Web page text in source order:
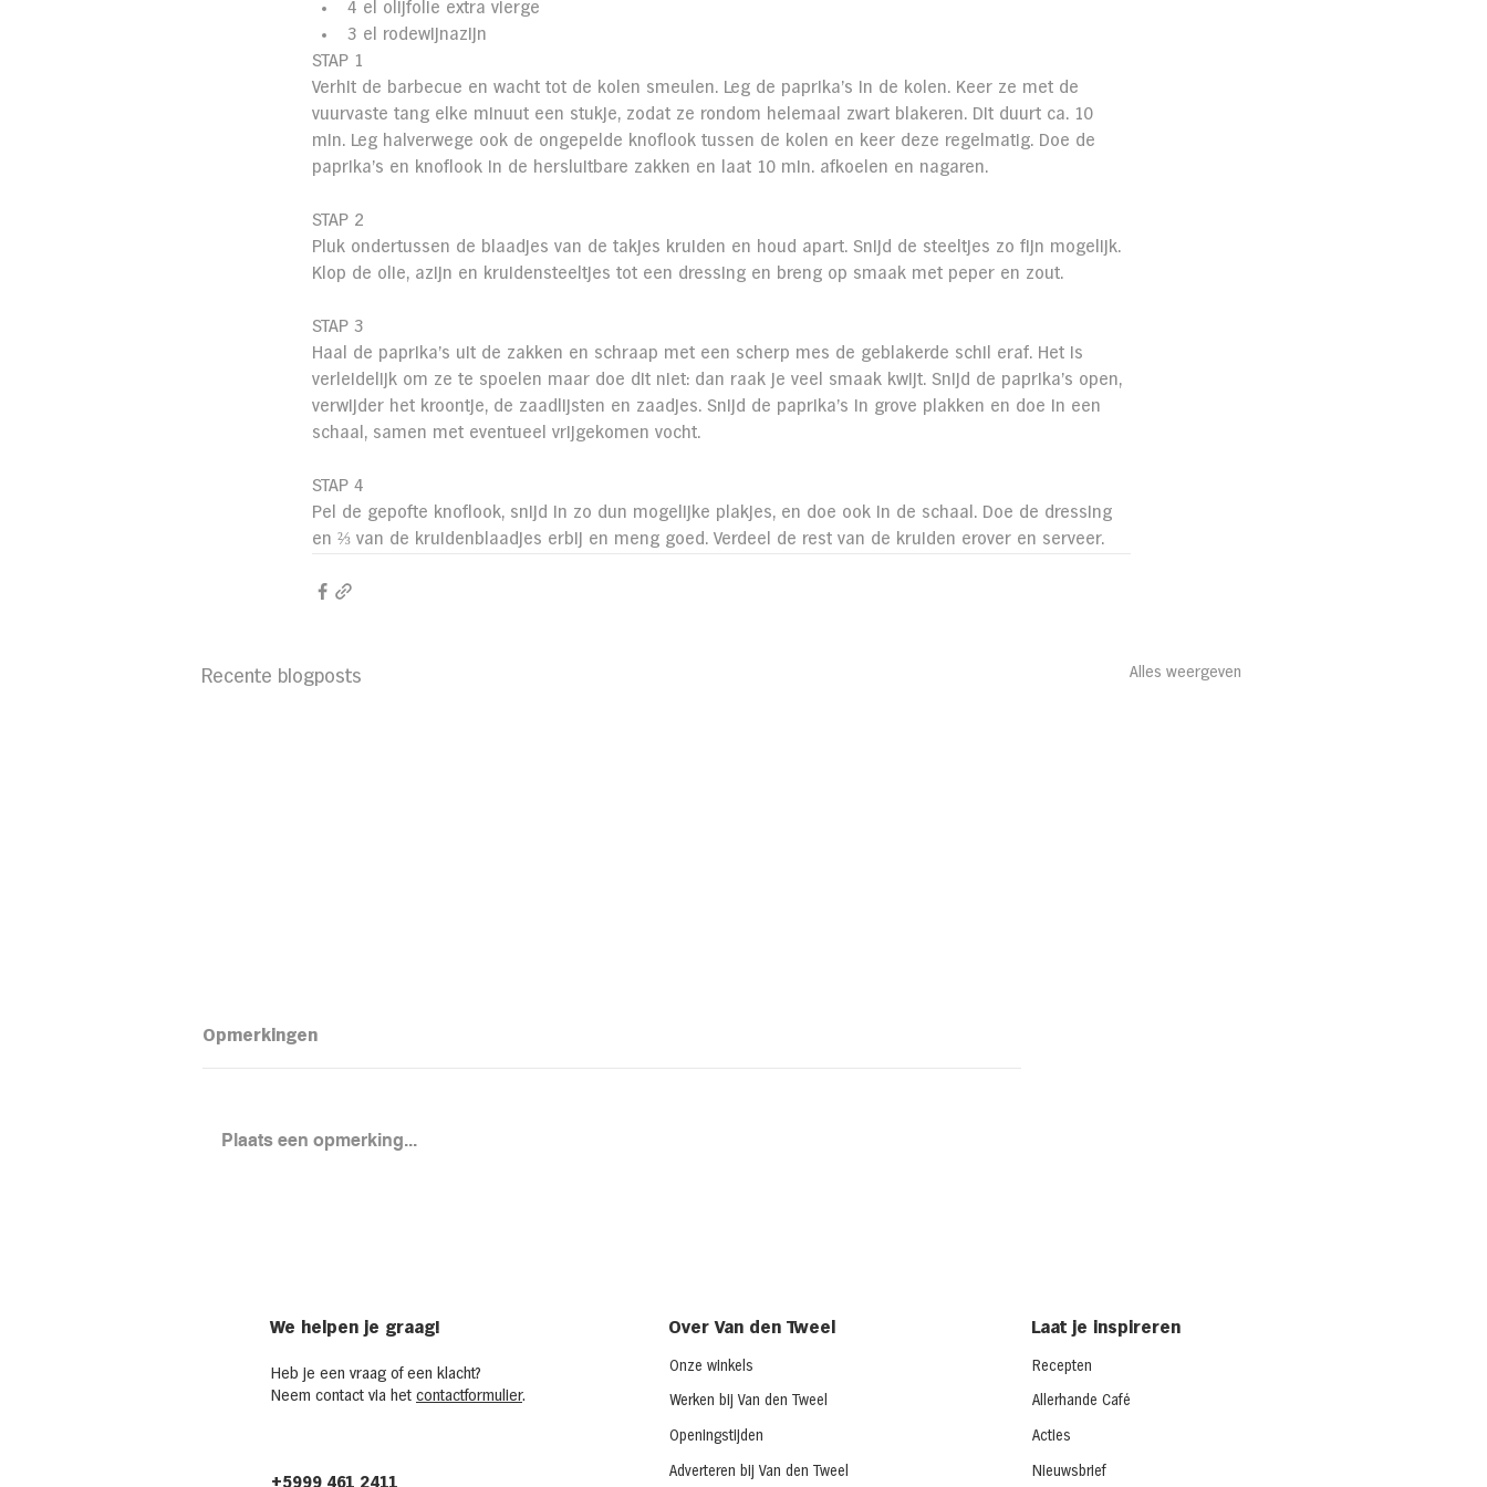
4 el olijfolie extra vierge
3 el rodewijnazijn
STAP 1
Verhit de barbecue en wacht tot de kolen smeulen. Leg de paprika’s in de kolen. Keer ze met de
vuurvaste tang elke minuut een stukje, zodat ze rondom helemaal zwart blakeren. Dit duurt ca. 10
min. Leg halverwege ook de ongepelde knoflook tussen de kolen en keer deze regelmatig. Doe de
paprika’s en knoflook in de hersluitbare zakken en laat 10 min. afkoelen en nagaren.
STAP 2
Pluk ondertussen de blaadjes van de takjes kruiden en houd apart. Snijd de steeltjes zo fijn mogelijk.
Klop de olie, azijn en kruidensteeltjes tot een dressing en breng op smaak met peper en zout.
STAP 3
Haal de paprika’s uit de zakken en schraap met een scherp mes de geblakerde schil eraf. Het is
verleidelijk om ze te spoelen maar doe dit niet: dan raak je veel smaak kwijt. Snijd de paprika’s open,
verwijder het kroontje, de zaadlijsten en zaadjes. Snijd de paprika’s in grove plakken en doe in een
schaal, samen met eventueel vrijgekomen vocht.
STAP 4
Pel de gepofte knoflook, snijd in zo dun mogelijke plakjes, en doe ook in de schaal. Doe de dressing
en ⅔ van de kruidenblaadjes erbij en meng goed. Verdeel de rest van de kruiden erover en serveer.
Recente blogposts Alles weergeven
Opmerkingen
Plaats een opmerking...
We helpen je graag!
Heb je een vraag of een klacht?
Neem contact via het contactformulier.
+5999 461 2411
Over Van den Tweel
Onze winkels
Werken bij Van den Tweel
Openingstijden
Adverteren bij Van den Tweel
Laat je inspireren
Recepten
Allerhande Café
Acties
Nieuwsbrief